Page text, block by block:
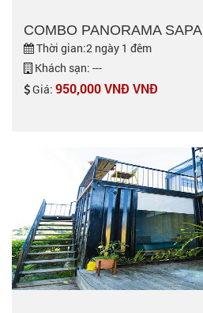
COMBO PANORAMA SAPA
Thời gian:2 ngày 1 đêm
Khách sạn: ---
Giá: 950,000 VNĐ VNĐ